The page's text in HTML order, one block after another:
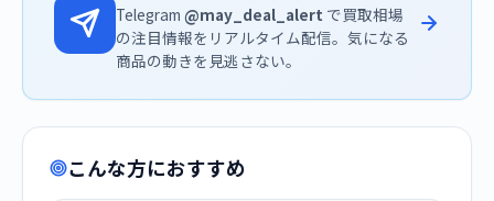
Telegram @may_deal_alert で買取相場
の注目情報をリアルタイム配信。気になる
商品の動きを見逃さない。
こんな方におすすめ